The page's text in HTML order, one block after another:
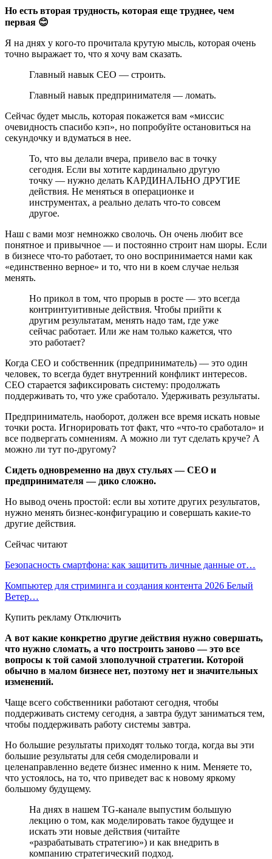
Но есть вторая трудность, которая еще труднее, чем
первая 😊
Я на днях у кого-то прочитала крутую мысль, которая очень
точно выражает то, что я хочу вам сказать.
Главный навык CEO — строить.
Главный навык предпринимателя — ломать.
Сейчас будет мысль, которая покажется вам «миссис
очевидность спасибо кэп», но попробуйте остановиться на
секундочку и вдуматься в нее.
То, что вы делали вчера, привело вас в точку
сегодня. Если вы хотите кардинально другую
точку — нужно делать КАРДИНАЛЬНО ДРУГИЕ
действия. Не меняться в операционке и
инструментах, а реально делать что-то совсем
другое.
Наш с вами мозг немножко сволочь. Он очень любит все
понятное и привычное — и постоянно строит нам шоры. Если
в бизнесе что-то работает, то оно воспринимается нами как
«единственно верное» и то, что ни в коем случае нельзя
менять.
Но прикол в том, что прорыв в росте — это всегда
контринтуитивные действия. Чтобы прийти к
другим результатам, менять надо там, где уже
сейчас работает. Или же нам только кажется, что
это работает?
Когда CEO и собственник (предприниматель) — это один
человек, то всегда будет внутренний конфликт интересов.
CEO старается зафиксировать систему: продолжать
поддерживать то, что уже сработало. Удерживать результаты.
Предприниматель, наоборот, должен все время искать новые
точки роста. Игнорировать тот факт, что «что-то сработало» и
все подвергать сомнениям. А можно ли тут сделать круче? А
можно ли тут по-другому?
Сидеть одновременно на двух стульях — CEO и
предпринимателя — дико сложно.
Но вывод очень простой: если вы хотите других результатов,
нужно менять бизнес-конфигурацию и совершать какие-то
другие действия.
Сейчас читают
Безопасность смартфона: как защитить личные данные от…
Компьютер для стриминга и создания контента 2026 Белый
Ветер…
Купить рекламу Отключить
А вот какие конкретно другие действия нужно совершать,
что нужно сломать, а что построить заново — это все
вопросы к той самой злополучной стратегии. Которой
обычно в малом бизнесе нет, поэтому нет и значительных
изменений.
Чаще всего собственники работают сегодня, чтобы
поддерживать систему сегодня, а завтра будут заниматься тем,
чтобы поддерживать работу системы завтра.
Но большие результаты приходят только тогда, когда вы эти
большие результаты для себя смоделировали и
целенаправленно ведете бизнес именно к ним. Меняете то,
что устоялось, на то, что приведет вас к новому яркому
большому будущему.
На днях в нашем TG-канале выпустим большую
лекцию о том, как моделировать такое будущее и
искать эти новые действия (читайте
«разрабатывать стратегию») и как внедрить в
компанию стратегический подход.